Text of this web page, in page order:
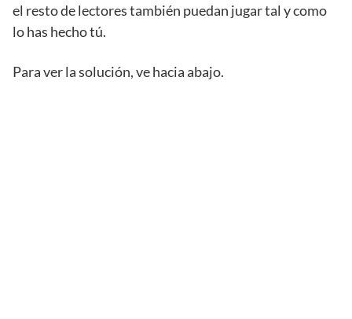
el resto de lectores también puedan jugar tal y como
lo has hecho tú.
Para ver la solución, ve hacia abajo.